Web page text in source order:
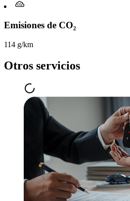
Emisiones de CO₂
114 g/km
Otros servicios